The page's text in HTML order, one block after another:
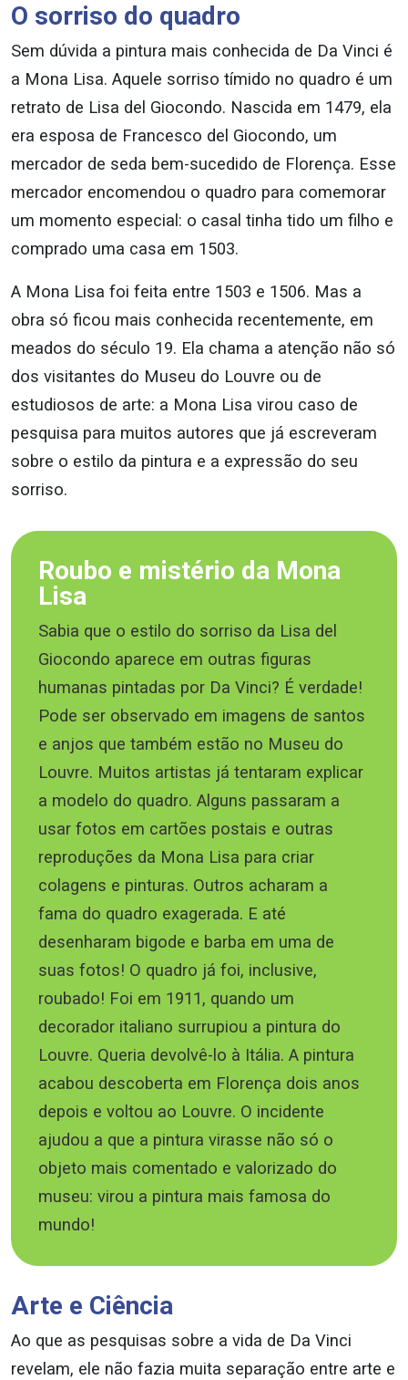
O sorriso do quadro
Sem dúvida a pintura mais conhecida de Da Vinci é
a Mona Lisa. Aquele sorriso tímido no quadro é um
retrato de Lisa del Giocondo. Nascida em 1479, ela
era esposa de Francesco del Giocondo, um
mercador de seda bem-sucedido de Florença. Esse
mercador encomendou o quadro para comemorar
um momento especial: o casal tinha tido um filho e
comprado uma casa em 1503.
A Mona Lisa foi feita entre 1503 e 1506. Mas a
obra só ficou mais conhecida recentemente, em
meados do século 19. Ela chama a atenção não só
dos visitantes do Museu do Louvre ou de
estudiosos de arte: a Mona Lisa virou caso de
pesquisa para muitos autores que já escreveram
sobre o estilo da pintura e a expressão do seu
sorriso.
Roubo e mistério da Mona
Lisa
Sabia que o estilo do sorriso da Lisa del
Giocondo aparece em outras figuras
humanas pintadas por Da Vinci? É verdade!
Pode ser observado em imagens de santos
e anjos que também estão no Museu do
Louvre. Muitos artistas já tentaram explicar
a modelo do quadro. Alguns passaram a
usar fotos em cartões postais e outras
reproduções da Mona Lisa para criar
colagens e pinturas. Outros acharam a
fama do quadro exagerada. E até
desenharam bigode e barba em uma de
suas fotos! O quadro já foi, inclusive,
roubado! Foi em 1911, quando um
decorador italiano surrupiou a pintura do
Louvre. Queria devolvê-lo à Itália. A pintura
acabou descoberta em Florença dois anos
depois e voltou ao Louvre. O incidente
ajudou a que a pintura virasse não só o
objeto mais comentado e valorizado do
museu: virou a pintura mais famosa do
mundo!
Arte e Ciência
Ao que as pesquisas sobre a vida de Da Vinci
revelam, ele não fazia muita separação entre arte e